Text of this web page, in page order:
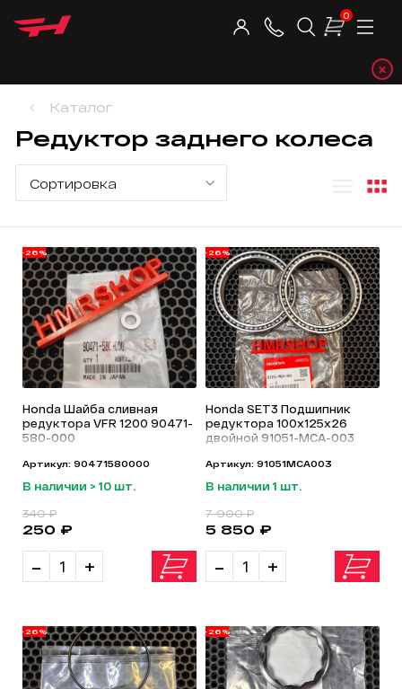
0
×
Каталог
Редуктор заднего колеса
-26%
Honda Шайба сливная
редуктора VFR 1200 90471-
580-000
Артикул: 90471580000
В наличии > 10 шт.
- +
250 ₽
340 ₽
-26%
Honda SET3 Подшипник
редуктора 100х125х26
двойной 91051-MCA-003
Артикул: 91051MCA003
В наличии 1 шт.
- +
5 850 ₽
7 900 ₽
-26% -26%